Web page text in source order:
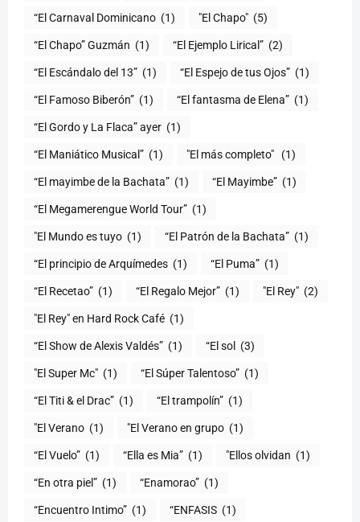
“El Carnaval Dominicano (1) "El Chapo" (5)
“El Chapo” Guzmán (1) “El Ejemplo Lirical” (2)
“El Escándalo del 13” (1) “El Espejo de tus Ojos” (1)
“El Famoso Biberón” (1) “El fantasma de Elena” (1)
“El Gordo y La Flaca” ayer (1)
“El Maniático Musical” (1) "El más completo" ​ (1)
“El mayimbe de la Bachata” (1) “El Mayimbe” (1)
“El Megamerengue World Tour” (1)
"El Mundo es tuyo (1) “El Patrón de la Bachata” (1)
“El principio de Arquímedes (1) “El Puma” (1)
“El Recetao” (1) “El Regalo Mejor” (1) "El Rey" (2)
"El Rey" en Hard Rock Café (1)
“El Show de Alexis Valdés” (1) “El sol (3)
"El Super Mc" (1) (1)
“El Titi & el Drac” (1) “El trampolín” (1)
"El Verano (1) "El Verano en grupo (1)
(1) “Ella es Mia” (1) "Ellos olvidan (1)
“En otra piel” (1) “Enamorao” (1)
“Encuentro Intimo” (1) “ENFASIS (1)